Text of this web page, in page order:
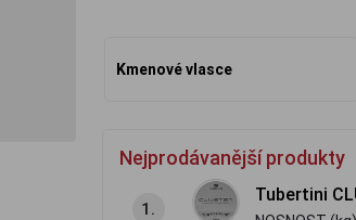
Kmenové vlasce
Nejprodávanější produkty
1.
Tubertini